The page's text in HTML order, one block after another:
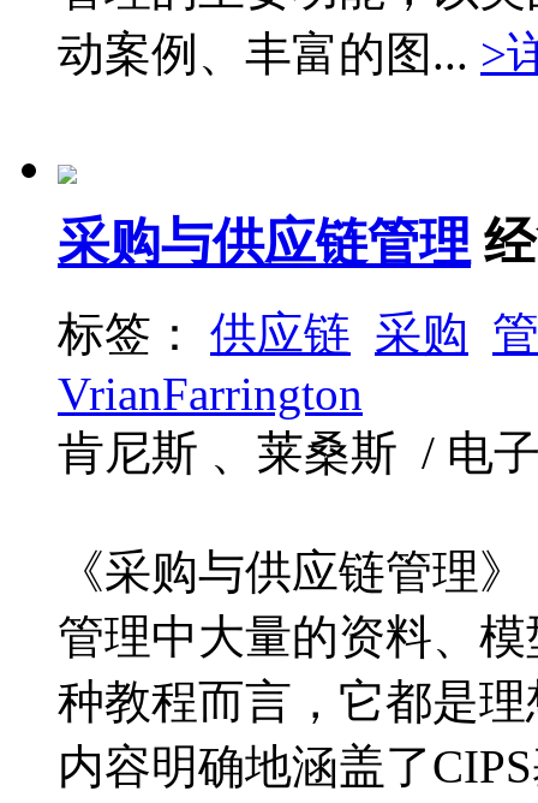
动案例、丰富的图... >
采购与供应链管理
标签： 供应链 采购
VrianFarrington
肯尼斯 、莱桑斯 / 电
《采购与供应链管理
管理中大量的资料、
种教程而言，它都是
内容明确地涵盖了